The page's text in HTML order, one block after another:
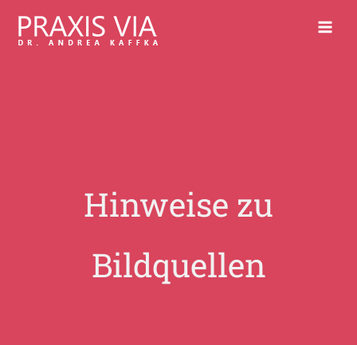
Inhalt
springen
Hinweise zu
Bildquellen